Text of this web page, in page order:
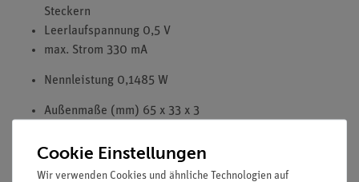
Steckern
Leerlaufspannung 0,5 V
max. Strom 330 mA
Nennleistung 0,1485 W
Außenmaße (mm) 65 x 33 x 3
Zum senkrechten Aufstellen der Solarzelle wird ein Halter
Cookie Einstellungen
Wir verwenden Cookies und ähnliche Technologien auf